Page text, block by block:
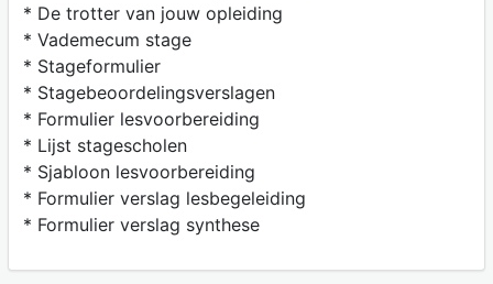
* De trotter van jouw opleiding
* Vademecum stage
* Stageformulier
* Stagebeoordelingsverslagen
* Formulier lesvoorbereiding
* Lijst stagescholen
* Sjabloon lesvoorbereiding
* Formulier verslag lesbegeleiding
* Formulier verslag synthese